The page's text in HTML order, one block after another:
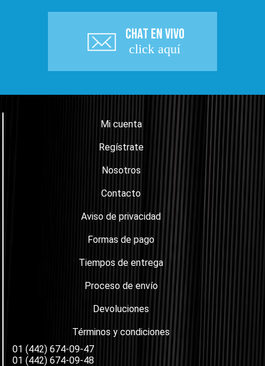
CHAT EN VIVO
click aquí
Mi cuenta
Regístrate
Nosotros
Contacto
Aviso de privacidad
Formas de pago
Tiempos de entrega
Proceso de envío
Devoluciones
Términos y condiciones
01 (442) 674-09-47
01 (442) 674-09-48